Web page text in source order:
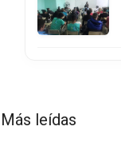
Más leídas